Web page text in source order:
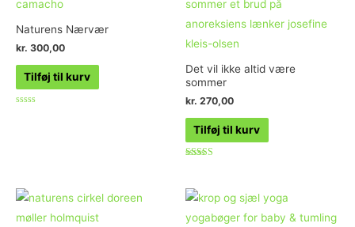
Naturens Nærvær
kr. 300,00
Tilføj til kurv
Det vil ikke altid være
sommer
kr. 270,00
Tilføj til kurv